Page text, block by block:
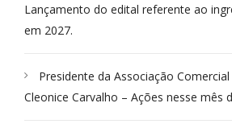
Lançamento do edital referente ao
em 2027.
Presidente da Associação
Cleonice Carvalho – Ações nesse mês